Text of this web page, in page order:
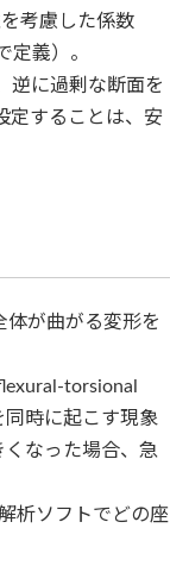
考慮した係数
定義）。
逆に過剰な断面を
定することは、安
体が曲がる変形を
torsional
時に起こす現象
なった場合、急
析ソフトでどの座